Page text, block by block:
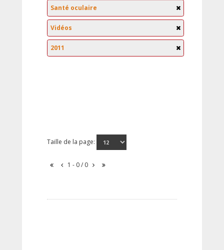
Santé oculaire
Vidéos
2011
Taille de la page:
1 - 0 / 0